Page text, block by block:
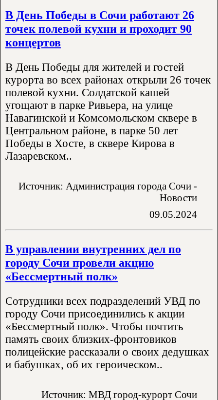
В День Победы в Сочи работают 26
точек полевой кухни и проходит 90
концертов
В День Победы для жителей и гостей
курорта во всех районах открыли 26 точек
полевой кухни. Солдатской кашей
угощают в парке Ривьера, на улице
Навагинской и Комсомольском сквере в
Центральном районе, в парке 50 лет
Победы в Хосте, в сквере Кирова в
Лазаревском..
Источник: Администрация города Сочи -
Новости
09.05.2024
В управлении внутренних дел по
городу Сочи провели акцию
«Бессмертный полк»
Сотрудники всех подразделений УВД по
городу Сочи присоединились к акции
«Бессмертный полк». Чтобы почтить
память своих близких-фронтовиков
полицейские рассказали о своих дедушках
и бабушках, об их героическом..
Источник: МВД город-курорт Сочи